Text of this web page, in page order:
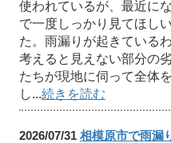
使われているが、最近に
で一度しっかり見てほし
た。雨漏りが起きている
考えると見えない部分の
たちが現地に伺って全体
し...続きを読む
2026/07/31 相模原市で雨漏